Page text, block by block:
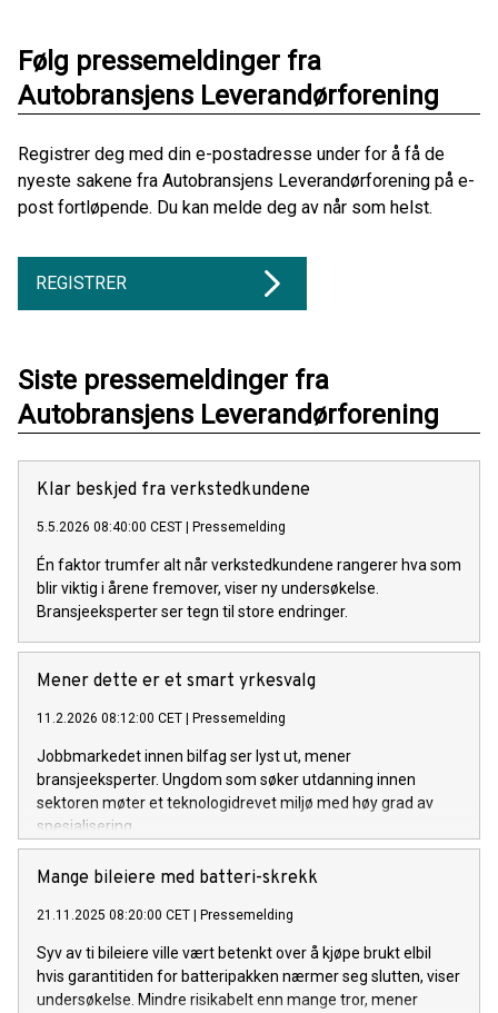
Følg pressemeldinger fra
Autobransjens Leverandørforening
Registrer deg med din e-postadresse under for å få de
nyeste sakene fra Autobransjens Leverandørforening på e-
post fortløpende. Du kan melde deg av når som helst.
REGISTRER
Siste pressemeldinger fra
Autobransjens Leverandørforening
Klar beskjed fra verkstedkundene
5.5.2026 08:40:00 CEST Pressemelding
Én faktor trumfer alt når verkstedkundene rangerer hva som
blir viktig i årene fremover, viser ny undersøkelse.
Bransjeeksperter ser tegn til store endringer.
Mener dette er et smart yrkesvalg
11.2.2026 08:12:00 CET Pressemelding
Jobbmarkedet innen bilfag ser lyst ut, mener
bransjeeksperter. Ungdom som søker utdanning innen
sektoren møter et teknologidrevet miljø med høy grad av
spesialisering.
Mange bileiere med batteri-skrekk
21.11.2025 08:20:00 CET Pressemelding
Syv av ti bileiere ville vært betenkt over å kjøpe brukt elbil
hvis garantitiden for batteripakken nærmer seg slutten, viser
undersøkelse. Mindre risikabelt enn mange tror, mener